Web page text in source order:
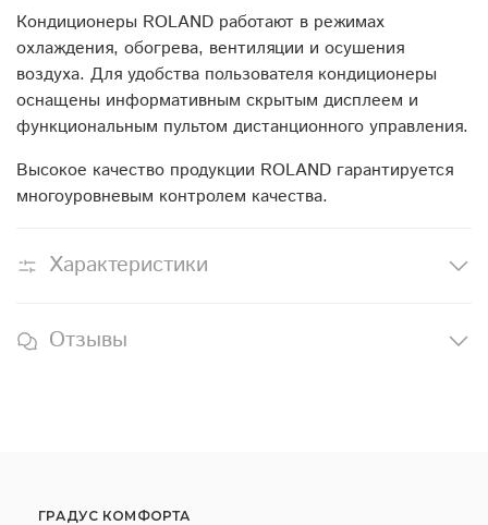
Кондиционеры ROLAND работают в режимах
охлаждения, обогрева, вентиляции и осушения
воздуха. Для удобства пользователя кондиционеры
оснащены информативным скрытым дисплеем и
функциональным пультом дистанционного управления.
Высокое качество продукции ROLAND гарантируется
многоуровневым контролем качества.
Характеристики
Отзывы
ГРАДУС КОМФОРТА